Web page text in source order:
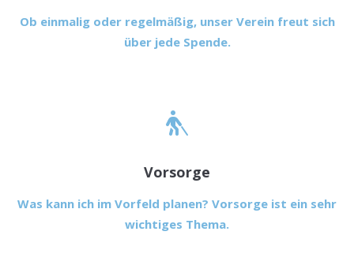
Ob einmalig oder regelmäßig, unser Verein freut sich
über jede Spende.
Vorsorge
Was kann ich im Vorfeld planen? Vorsorge ist ein sehr
wichtiges Thema.